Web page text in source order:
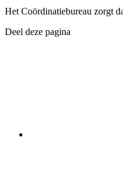
Het Coördinatiebureau zorgt
Deel deze pagina